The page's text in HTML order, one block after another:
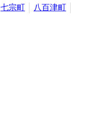
七宗町
八百津町